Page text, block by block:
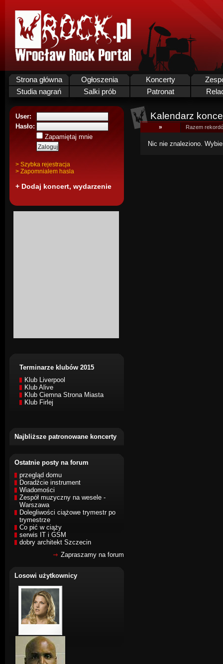
Strona główna Ogłoszenia Koncerty
Studia nagrań
Salki prób Patronat
User:
Hasło:
Zapamiętaj mnie
> Szybka rejestracja
> Zapomnialem hasla
+ Dodaj koncert, wydarzenie
Terminarze klubów 2015
Klub Liverpool
Klub Alive
Klub Ciemna Strona Miasta
Klub Firlej
Najbliższe patronowane koncerty
Ostatnie posty na forum
przegląd domu
Doradźcie instrument
Wiadomości
Zespół muzyczny na wesele -
Warszawa
Dolegliwości ciążowe trymestr po
trymestrze
Co pić w ciąży
serwis IT i GSM
dobry architekt Szczecin
Zapraszamy na forum
Losowi użytkownicy
Kalendarz
» Razem
Nic nie znaleziono.